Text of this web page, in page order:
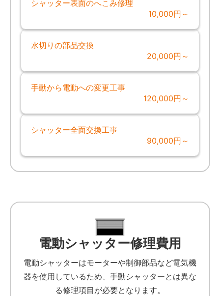
シャッター表面のへこみ修理
10,000円～
水切りの部品交換
20,000円～
手動から電動への変更工事
120,000円～
シャッター全面交換工事
90,000円～
電動シャッター修理費用
電動シャッターはモーターや制御部品など電気機
器を使用しているため、手動シャッターとは異な
る修理項目が必要となります。